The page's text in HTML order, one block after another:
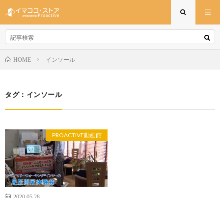
HOME インソール
タグ：インソール
PROACTIVE動画館
2020.05.28